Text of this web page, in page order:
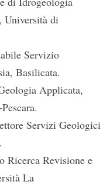
Università di
Servizio
Basilicata.
Applicata,
Servizi Geologici
Ricerca Revisione e
La